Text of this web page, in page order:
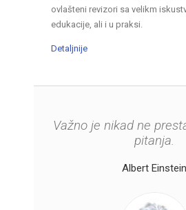
ovlašteni revizori sa velikm
edukacije, ali i u praksi.
Detaljnije
Važno je nikad ne
pitanja.
Albert Einstein
Sjajni poslovni ljudi
alhemičara – od
Zadaća menadžmenta
ljude da zajednički
slabosti
Ekonomija je
ograničenim